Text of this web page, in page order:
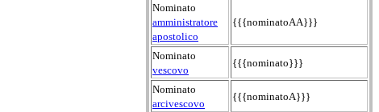
Nominato
amministratore
apostolico
{{{nominatoAA}}}
Nominato
vescovo
{{{nominato}}}
Nominato
arcivescovo
{{{nominatoA}}}